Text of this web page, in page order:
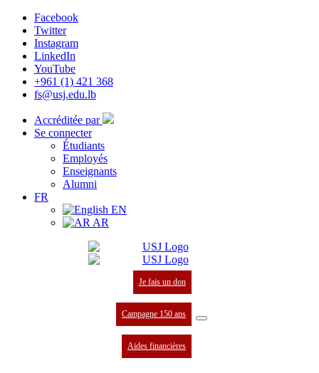
Facebook
Twitter
Instagram
LinkedIn
YouTube
+961 (1) 421 368
fs@usj.edu.lb
Accréditée par
Se connecter
Étudiants
Employés
Enseignants
Alumni
FR
EN
AR
Je fais un don
Campagne 150 ans
Aides financières